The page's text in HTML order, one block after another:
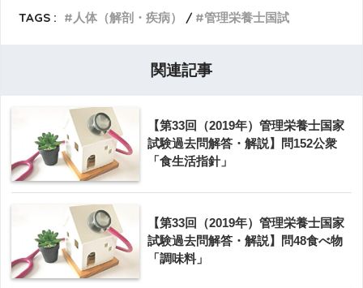
TAGS :
人体（解剖・疾病） 管理栄養士国試
関連記事
【第33回（2019年）管理栄養士国家
試験過去問解答・解説】問152公衆
「食生活指針」
【第33回（2019年）管理栄養士国家
試験過去問解答・解説】問48食べ物
「調味料」